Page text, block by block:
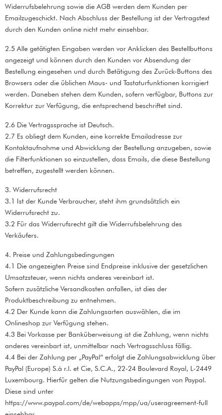
Widerrufsbelehrung sowie die AGB werden dem Kunden per
Emailzugeschickt. Nach Abschluss der Bestellung ist der Vertragstext
durch den Kunden online nicht mehr einsehbar.
2.5 Alle getätigten Eingaben werden vor Anklicken des Bestellbuttons
angezeigt und können durch den Kunden vor Absendung der
Bestellung eingesehen und durch Betätigung des Zurück-Buttons des
Browsers oder die üblichen Maus- und Tastaturfunktionen korrigiert
werden. Daneben stehen dem Kunden, sofern verfügbar, Buttons zur
Korrektur zur Verfügung, die entsprechend beschriftet sind.
2.6 Die Vertragssprache ist Deutsch.
2.7 Es obliegt dem Kunden, eine korrekte Emailadresse zur
Kontaktaufnahme und Abwicklung der Bestellung anzugeben, sowie
die Filterfunktionen so einzustellen, dass Emails, die diese Bestellung
betreffen, zugestellt werden können.
3. Widerrufsrecht
3.1 Ist der Kunde Verbraucher, steht ihm grundsätzlich ein
Widerrufsrecht zu.
3.2 Für das Widerrufsrecht gilt die Widerrufsbelehrung des
Verkäufers.
4. Preise und Zahlungsbedingungen
4.1 Die angezeigten Preise sind Endpreise inklusive der gesetzlichen
Umsatzsteuer, wenn nichts anderes vereinbart ist.
Sofern zusätzliche Versandkosten anfallen, ist dies der
Produktbeschreibung zu entnehmen.
4.2 Der Kunde kann die Zahlungsarten auswählen, die im
Onlineshop zur Verfügung stehen.
4.3 Bei Vorkasse per Banküberweisung ist die Zahlung, wenn nichts
anderes vereinbart ist, unmittelbar nach Vertragsschluss fällig.
4.4 Bei der Zahlung per „PayPal“ erfolgt die Zahlungsabwicklung über
PayPal (Europe) S.à r.l. et Cie, S.C.A., 22-24 Boulevard Royal, L-2449
Luxembourg. Hierfür gelten die Nutzungsbedingungen von Paypal.
Diese sind unter
https://www.paypal.com/de/webapps/mpp/ua/useragreement-full